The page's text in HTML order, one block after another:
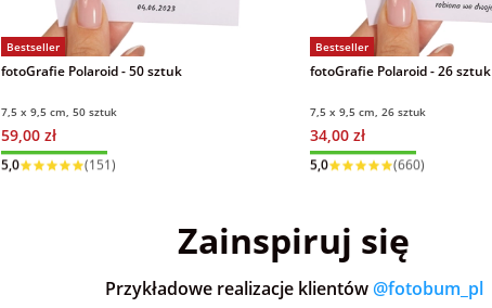
Bestseller
fotoGrafie Polaroid - 50 sztuk
7,5 x 9,5 cm, 50 sztuk
59,00 zł
Wysyłka w 1 dzień
Bestseller
fotoGrafie Polaroid - 26 sztuk
7,5 x 9,5 cm, 26 sztuk
34,00 zł
Wysyłka w 1 dzień
Zainspiruj się
Przykładowe realizacje klientów @fotobum_pl